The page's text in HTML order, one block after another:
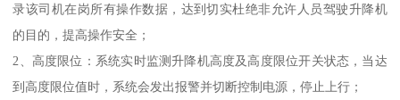
录该司机在岗所有操作数据，达到切实杜绝非允许人员驾驶升降机
的目的，提高操作安全；
2、高度限位：系统实时监测升降机高度及高度限位开关状态，当达
到高度限位值时，系统会发出报警并切断控制电源，停止上行；